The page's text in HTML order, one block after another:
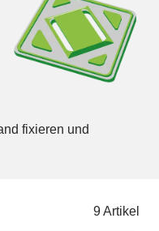
fixieren und
9 Artikel